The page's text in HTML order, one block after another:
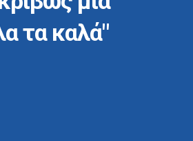
τα καλά"